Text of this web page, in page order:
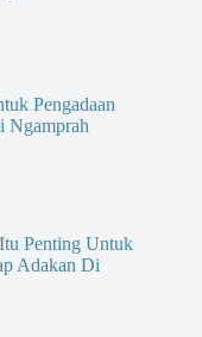
Pengadaan
Ngamprah
Penting Untuk
Adakan Di